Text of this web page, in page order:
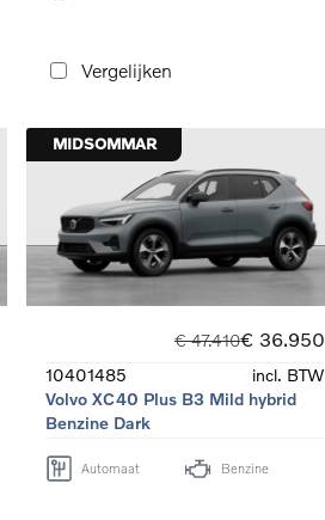
Vergelijken
MIDSOMMAR
€ 47.410€ 36.950
10401485
incl. BTW
Volvo XC40 Plus B3 Mild hybrid
Benzine Dark
Automaat Benzine